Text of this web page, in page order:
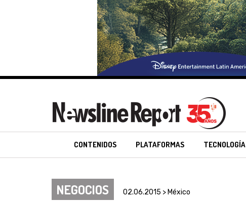
CONTENIDOS PLATAFORMAS TECNOLOGÍA
NEGOCIOS 02.06.2015 > México